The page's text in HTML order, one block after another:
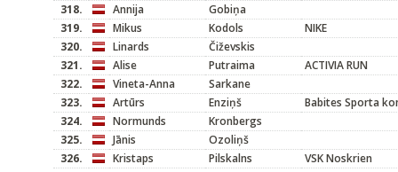
318.
Annija
Gobiņa
319.
Mikus Kodols
NIKE
320.
Linards
Čiževskis
321.
Alise Putraima
ACTIVIA RUN
322.
Vineta-Anna
Sarkane
323.
Artūrs Enziņš
Babites Sporta
324.
Normunds
Kronbergs
325.
Jānis
Ozoliņš
326.
Kristaps Pilskalns
VSK Noskrien